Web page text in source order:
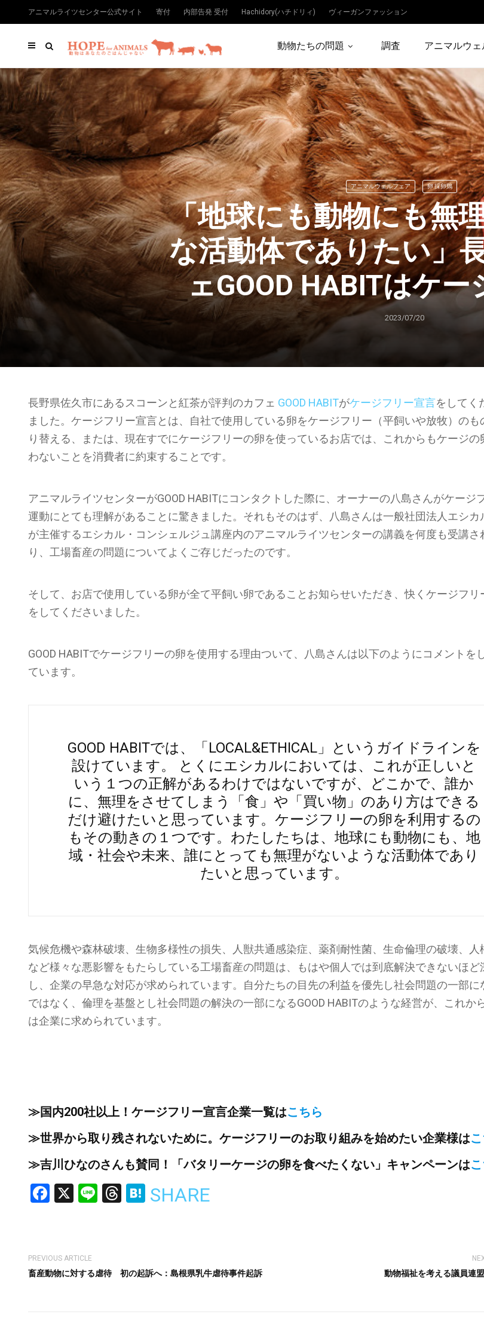
動物たちの問題 調査 アニマルウ
アニマルライツセンター公式サイト 寄付 内部告発 受付 Hachidory(ハチドリィ) ヴィーガンファッション
アニマルウェルフェア 卵 採卵鶏
「地球にも動物にも無
な活動体でありたい」
ェGOOD HABITはケ
2023/07/20
長野県佐久市にあるスコーンと紅茶が評判のカフェ GOOD HABITがケージフリー宣言をしてく
ました。ケージフリー宣言とは、自社で使用している卵をケージフリー（平飼いや放牧）のも
り替える、または、現在すでにケージフリーの卵を使っているお店では、これからもケージの
わないことを消費者に約束することです。
アニマルライツセンターがGOOD HABITにコンタクトした際に、オーナーの八島さんがケージ
運動にとても理解があることに驚きました。それもそのはず、八島さんは一般社団法人エシカ
が主催するエシカル・コンシェルジュ講座内のアニマルライツセンターの講義を何度も受講さ
り、工場畜産の問題についてよくご存じだったのです。
そして、お店で使用している卵が全て平飼い卵であることお知らせいただき、快くケージフリ
をしてくださいました。
GOOD HABITでケージフリーの卵を使用する理由ついて、八島さんは以下のようにコメントを
ています。
GOOD HABITでは、「LOCAL&ETHICAL」というガイドラインを
設けています。 とくにエシカルにおいては、これが正しいと
いう１つの正解があるわけではないですが、どこかで、誰か
に、無理をさせてしまう「食」や「買い物」のあり方はできる
だけ避けたいと思っています。ケージフリーの卵を利用するの
もその動きの１つです。わたしたちは、地球にも動物にも、地
域・社会や未来、誰にとっても無理がないような活動体であり
たいと思っています。
気候危機や森林破壊、生物多様性の損失、人獣共通感染症、薬剤耐性菌、生命倫理の破壊、人
など様々な悪影響をもたらしている工場畜産の問題は、もはや個人では到底解決できないほど
し、企業の早急な対応が求められています。自分たちの目先の利益を優先し社会問題の一部に
ではなく、倫理を基盤とし社会問題の解決の一部になるGOOD HABITのような経営が、これか
は企業に求められています。
≫国内200社以上！ケージフリー宣言企業一覧はこちら
≫世界から取り残されないために。ケージフリーのお取り組みを始めたい企業様は
≫吉川ひなのさんも賛同！「バタリーケージの卵を食べたくない」キャンペーンは
Facebook
X LineThreads
Hatena
SHARE
PREVIOUS ARTICLE
畜産動物に対する虐待 初の起訴へ：島根県乳牛虐待事件起訴 動物福祉を考える議員連